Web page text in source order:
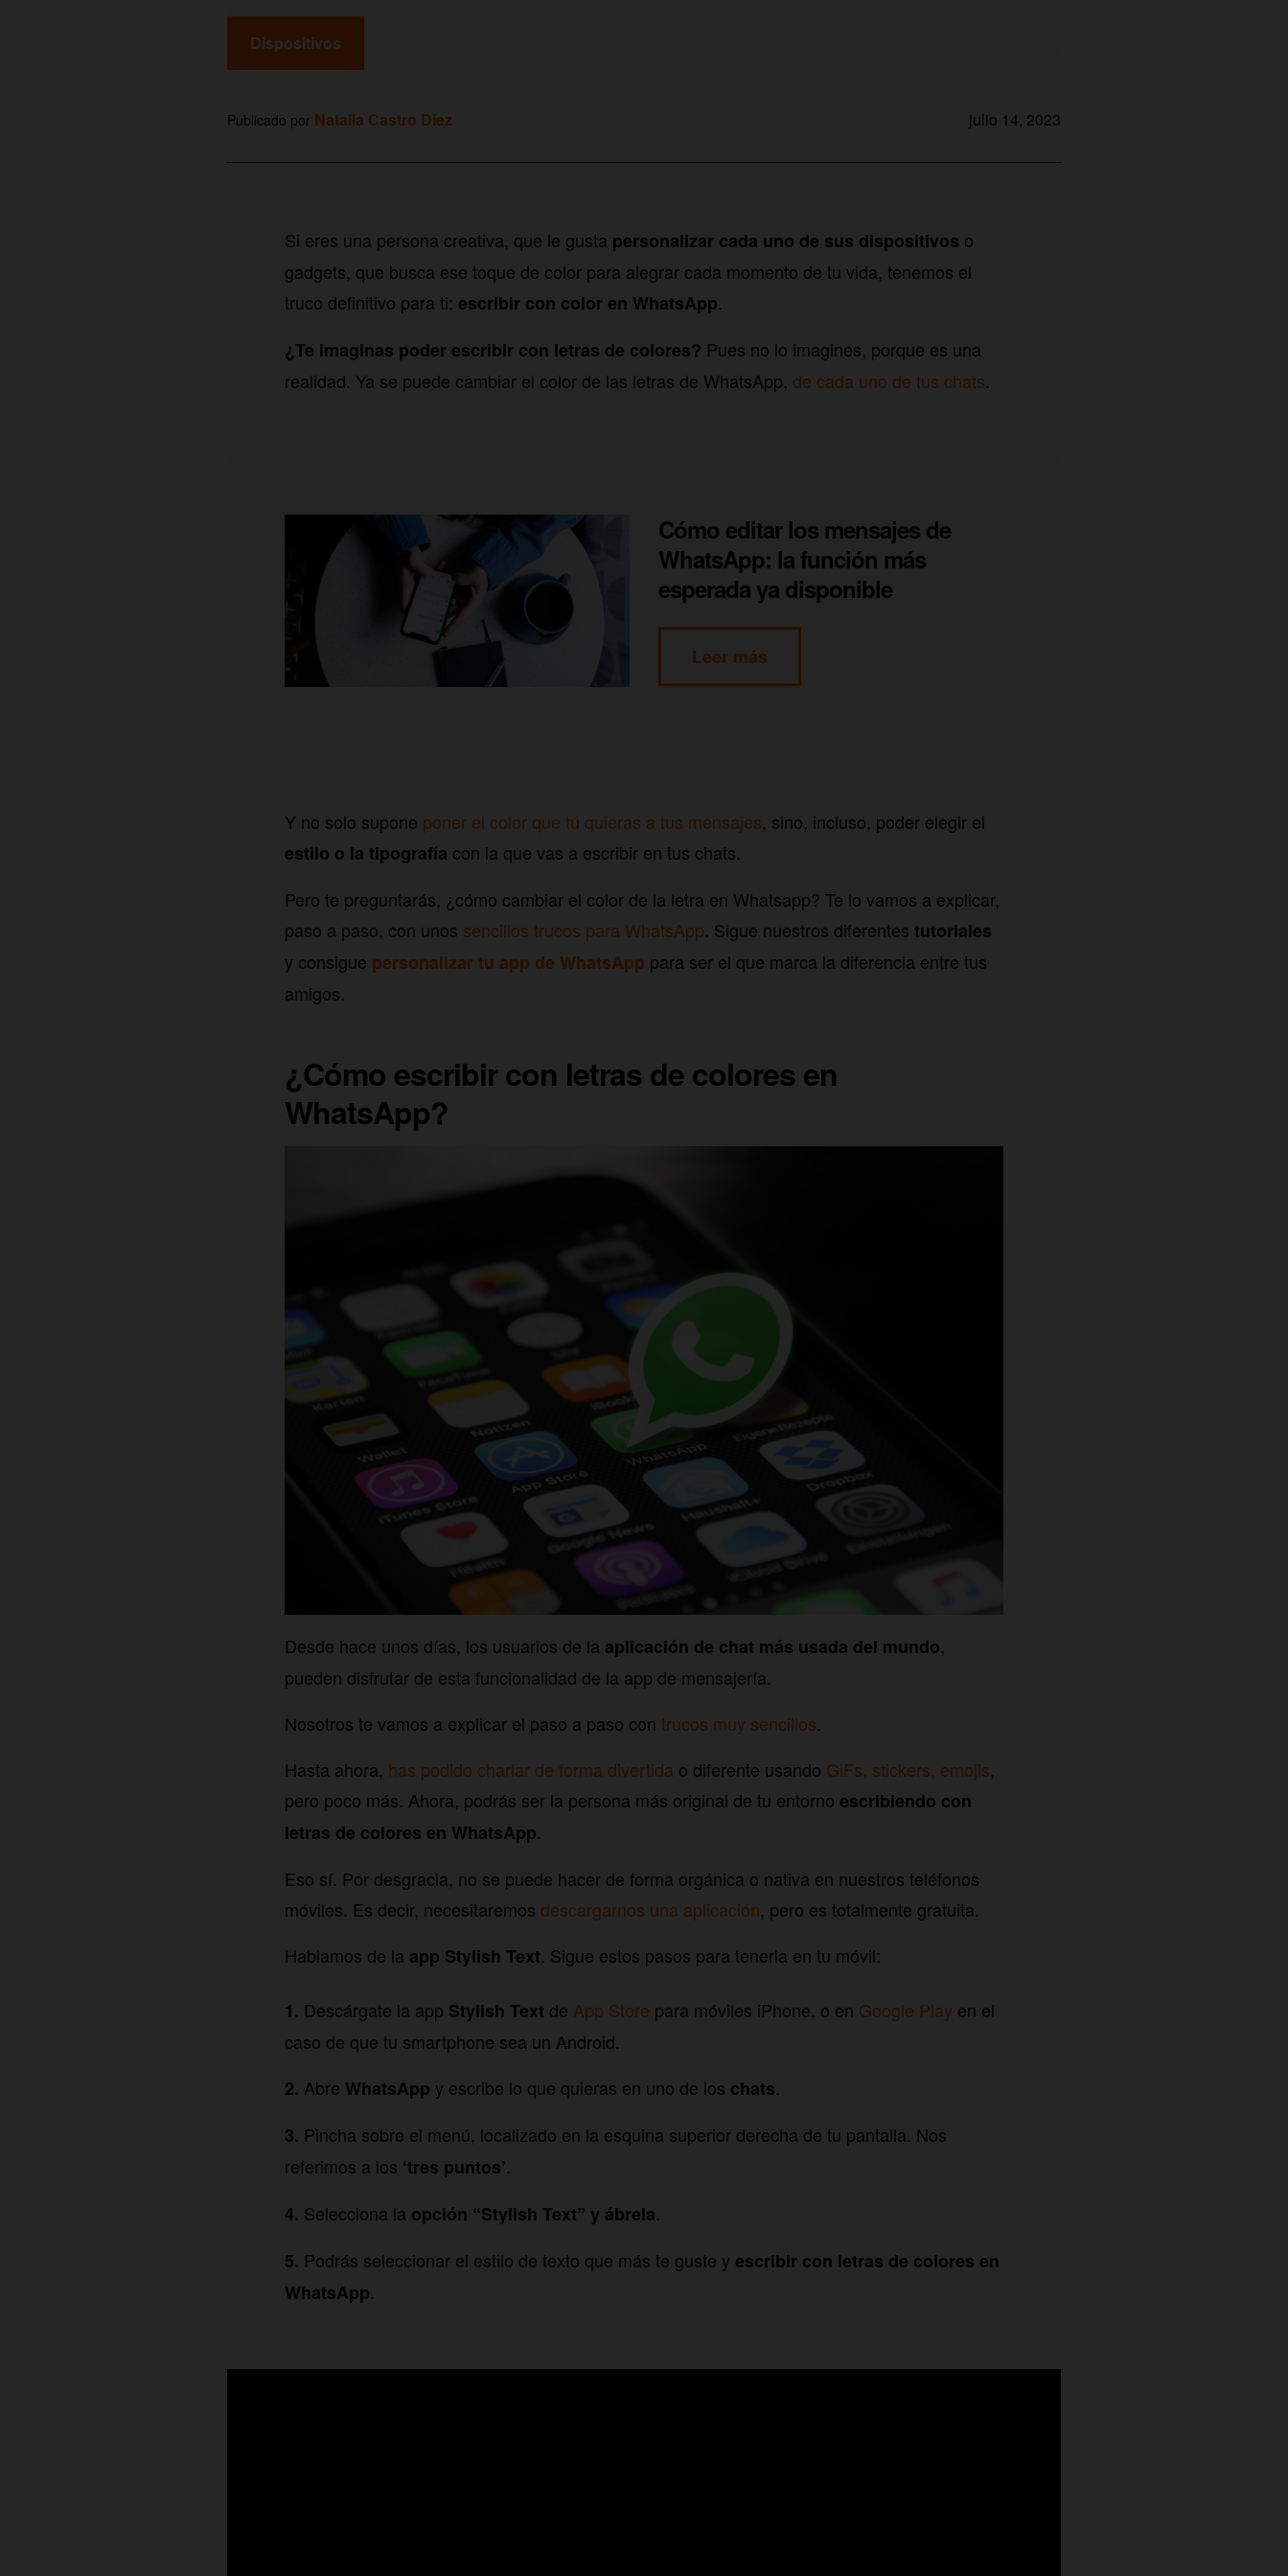
Dispositivos
Publicado por Natalia Castro Diez julio 14, 2023
Si eres una persona creativa, que le gusta personalizar cada uno de sus dispositivos o
gadgets, que busca ese toque de color para alegrar cada momento de tu vida, tenemos el
truco definitivo para ti: escribir con color en WhatsApp.
¿Te imaginas poder escribir con letras de colores? Pues no lo imagines, porque es una
realidad. Ya se puede cambiar el color de las letras de WhatsApp, de cada uno de tus chats.
Cómo editar los mensajes de
WhatsApp: la función más
esperada ya disponible
Leer más
Y no solo supone poner el color que tú quieras a tus mensajes, sino, incluso, poder elegir el
estilo o la tipografía con la que vas a escribir en tus chats.
Pero te preguntarás, ¿cómo cambiar el color de la letra en Whatsapp? Te lo vamos a explicar,
paso a paso, con unos sencillos trucos para WhatsApp. Sigue nuestros diferentes tutoriales
y consigue personalizar tu app de WhatsApp para ser el que marca la diferencia entre tus
amigos.
¿Cómo escribir con letras de colores en
WhatsApp?
Desde hace unos días, los usuarios de la aplicación de chat más usada del mundo,
pueden disfrutar de esta funcionalidad de la app de mensajería.
Nosotros te vamos a explicar el paso a paso con trucos muy sencillos.
Hasta ahora, has podido charlar de forma divertida o diferente usando GiFs, stickers, emojis,
pero poco más. Ahora, podrás ser la persona más original de tu entorno escribiendo con
letras de colores en WhatsApp.
Eso sí. Por desgracia, no se puede hacer de forma orgánica o nativa en nuestros teléfonos
móviles. Es decir, necesitaremos descargarnos una aplicación, pero es totalmente gratuita.
Hablamos de la app Stylish Text. Sigue estos pasos para tenerla en tu móvil:
Descárgate la app Stylish Text de App Store para móviles iPhone, o en Google Play en el
caso de que tu smartphone sea un Android.
Abre WhatsApp y escribe lo que quieras en uno de los chats.
Pincha sobre el menú, localizado en la esquina superior derecha de tu pantalla. Nos
referimos a los ‘tres puntos’.
Selecciona la opción “Stylish Text” y ábrela.
Podrás seleccionar el estilo de texto que más te guste y escribir con letras de colores en
WhatsApp.